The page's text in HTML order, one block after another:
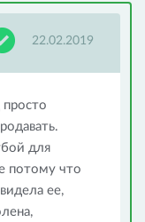
22.02.2019
для
потому что
ее,